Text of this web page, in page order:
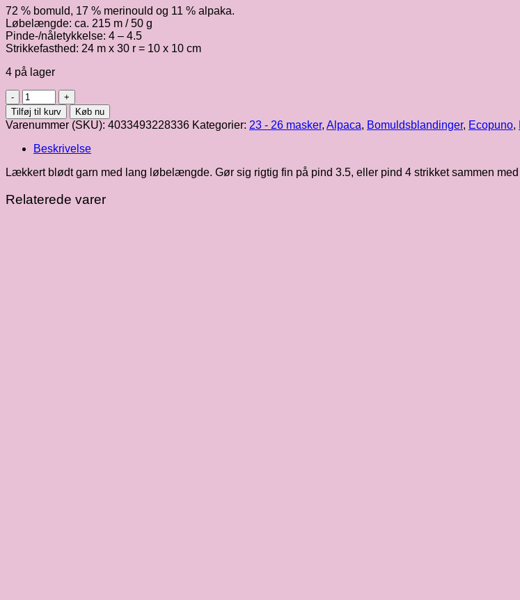
72 % bomuld, 17 % merinould og 11 % alpaka.
Løbelængde: ca. 215 m / 50 g
Pinde-/nåletykkelse: 4 – 4.5
Strikkefasthed: 24 m x 30 r = 10 x 10 cm
4 på lager
Ecopuno
|
Lavendel
fv.
008
antal
Tilføj til kurv Køb nu
Varenummer (SKU): 4033493228336 Kategorier: 23 - 26 masker, Alpaca, Bomuldsblandinger, Ecopuno,
Beskrivelse
Lækkert blødt garn med lang løbelængde. Gør sig rigtig fin på pind 3.5, eller pind 4 strikket sammen med
Relaterede varer